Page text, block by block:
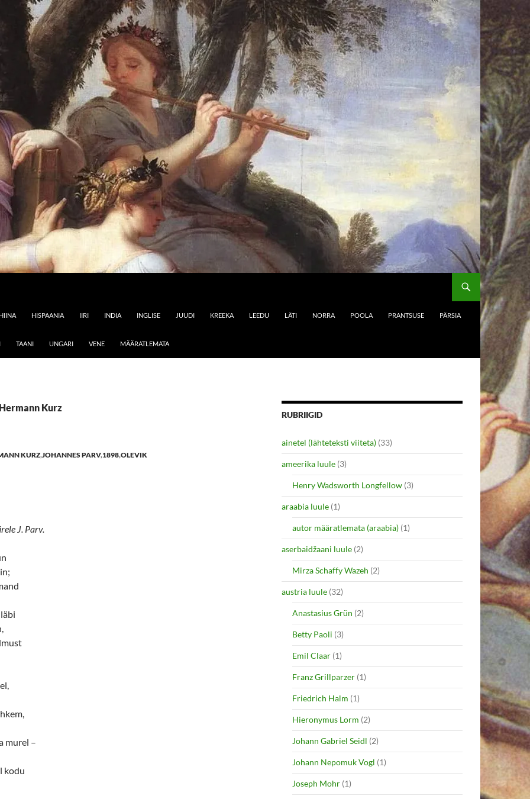
HIINA HISPAANIA IIRI INDIA INGLISE JUUDI KREEKA LEEDU LÄTI NORRA POOLA PRANTSUSE PÄRSIA
TAANI UNGARI VENE MÄÄRATLEMATA
Kurz
KURZ,JOHANNES PARV,1898,OLEVIK
J. Parv.
murel –
kodu
RUBRIIGID
ainetel (lähteteksti viiteta) (33)
ameerika luule (3)
Henry Wadsworth Longfellow (3)
araabia luule (1)
autor määratlemata (araabia) (1)
aserbaidžaani luule (2)
Mirza Schaffy Wazeh (2)
austria luule (32)
Anastasius Grün (2)
Betty Paoli (3)
Emil Claar (1)
Franz Grillparzer (1)
Friedrich Halm (1)
Hieronymus Lorm (2)
Johann Gabriel Seidl (2)
Johann Nepomuk Vogl (1)
Joseph Mohr (1)